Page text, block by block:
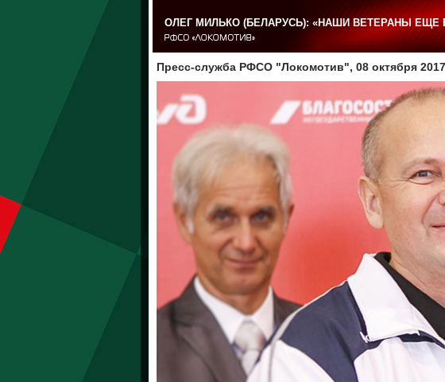
ОЛЕГ МИЛЬКО (БЕЛАРУСЬ): «НАШИ ВЕТЕРАНЫ ЕЩЕ
Пресс-служба РФСО "Локомотив", 08 октября